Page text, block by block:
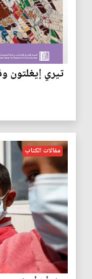
تيري إيغلتون
مقالات الكتاب